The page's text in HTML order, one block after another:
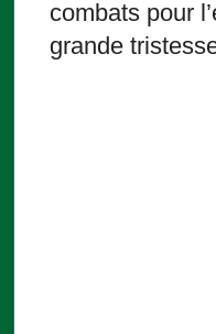
combats pour
grande